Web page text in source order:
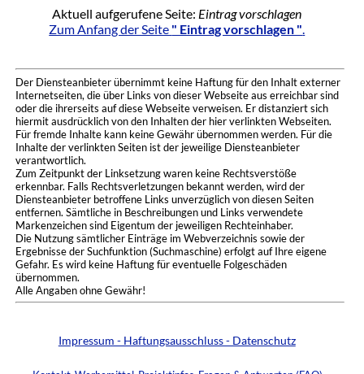
Aktuell aufgerufene Seite: Eintrag vorschlagen
Zum Anfang der Seite " Eintrag vorschlagen ".
Der Diensteanbieter übernimmt keine Haftung für den Inhalt externer
Internetseiten, die über Links von dieser Webseite aus erreichbar sind
oder die ihrerseits auf diese Webseite verweisen. Er distanziert sich
hiermit ausdrücklich von den Inhalten der hier verlinkten Webseiten.
Für fremde Inhalte kann keine Gewähr übernommen werden. Für die
Inhalte der verlinkten Seiten ist der jeweilige Diensteanbieter
verantwortlich.
Zum Zeitpunkt der Linksetzung waren keine Rechtsverstöße
erkennbar. Falls Rechtsverletzungen bekannt werden, wird der
Diensteanbieter betroffene Links unverzüglich von diesen Seiten
entfernen. Sämtliche in Beschreibungen und Links verwendete
Markenzeichen sind Eigentum der jeweiligen Rechteinhaber.
Die Nutzung sämtlicher Einträge im Webverzeichnis sowie der
Ergebnisse der Suchfunktion (Suchmaschine) erfolgt auf Ihre eigene
Gefahr. Es wird keine Haftung für eventuelle Folgeschäden
übernommen.
Alle Angaben ohne Gewähr!
Impressum - Haftungsausschluss - Datenschutz